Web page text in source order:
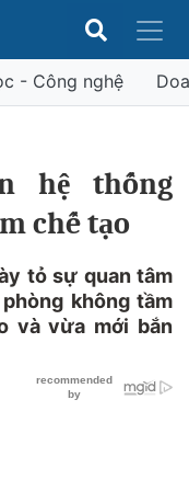
- Công nghệ
hệ thống
chế tạo
tỏ sự quan tâm
không tầm
và vừa mới bắn